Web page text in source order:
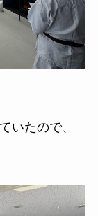
いたので、